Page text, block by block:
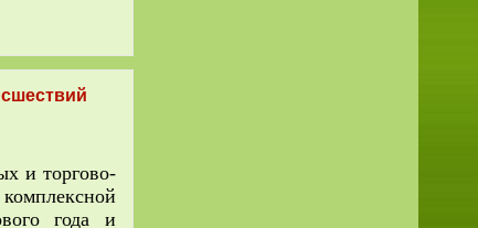
и торгово-
года и